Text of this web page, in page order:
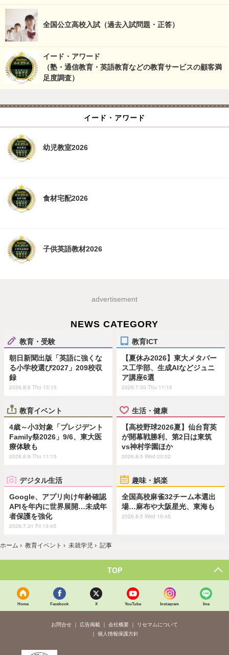
全国公立高校入試（過去入試問題・正答）
イード・アワード
（塾・通信教育・英語教育などの教育サービスの顧客満
足度調査）
イード・アワード
幼児教室2026
食材宅配2026
子供英語教材2026
advertisement
NEWS CATEGORY
教育・受験
朝日新聞出版「英語に強くな
る小学校選び2027」209校収
録
2026.8.6 Thu 13:15
教育ICT
【夏休み2026】東大メタバー
ス工学部、生成AIなどジュニ
ア講座6選
2026.7.30 Thu 11:15
教育イベント
4歳～小3対象「プレジデント
Family祭2026」9/6、東大医
療体験も
2026.8.6 Thu 11:15
生活・健康
【高校野球2026夏】仙台育英
が開幕戦勝利、第2日は東筑
vs神村学園ほか
2026.8.5 Wed 20:32
デジタル生活
Google、アプリ向け年齢確認
APIを年内に世界展開…未成年
者保護を強化
2026.7.31 Fri 13:45
趣味・娯楽
全国高校麻雀32チーム本選出
場…麻布や大阪星光、東海も
2026.8.5 Wed 19:45
ホーム › 教育イベント › 未就学児 › 記事
TOP
Home Facebook X YouTube Instagram line
お問合せ 広告掲載 会社概要
リセマムについて
個人情報保護方針